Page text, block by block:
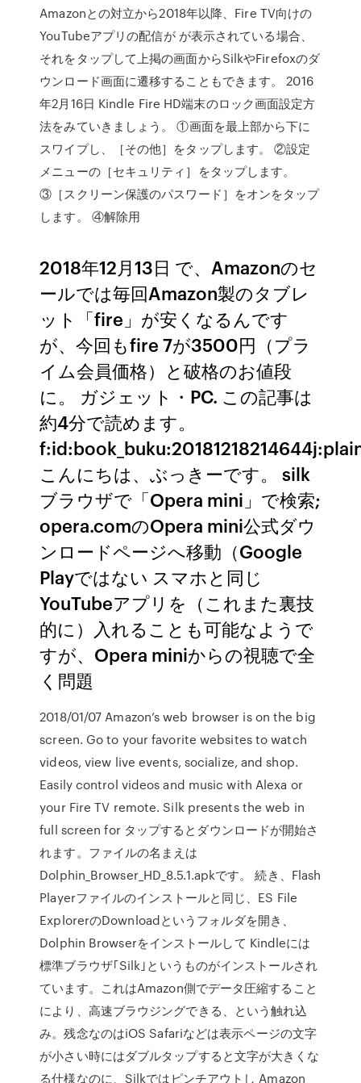
Amazonとの対立から2018年以降、Fire TV向けの
YouTubeアプリの配信が が表示されている場合、
それをタップして上掲の画面からSilkやFirefoxのダ
ウンロード画面に遷移することもできます。 2016
年2月16日 Kindle Fire HD端末のロック画面設定方
法をみていきましょう。 ①画面を最上部から下に
スワイプし、［その他］をタップします。 ②設定
メニューの［セキュリティ］をタップします。
③［スクリーン保護のパスワード］をオンをタップ
します。 ④解除用
2018年12月13日 で、Amazonのセ
ールでは毎回Amazon製のタブレ
ット「fire」が安くなるんです
が、今回もfire 7が3500円（プラ
イム会員価格）と破格のお値段
に。 ガジェット・PC. この記事は
約4分で読めます。
こんにちは、ぶっきーです。 silk
ブラウザで「Opera mini」で検索;
opera.comのOpera mini公式ダウ
ンロードページへ移動（Google
Playではない スマホと同じ
YouTubeアプリを（これまた裏技
的に）入れることも可能なようで
すが、Opera miniからの視聴で全
く問題
2018/01/07 Amazon’s web browser is on the big
screen. Go to your favorite websites to watch
videos, view live events, socialize, and shop.
Easily control videos and music with Alexa or
your Fire TV remote. Silk presents the web in
full screen for タップするとダウンロードが開始さ
れます。ファイルの名まえは
Dolphin_Browser_HD_8.5.1.apkです。 続き、Flash
Playerファイルのインストールと同じ、ES File
ExplorerのDownloadというフォルダを開き、
Dolphin Browserをインストールして Kindleには
標準ブラウザ｢Silk｣というものがインストールされ
ています。これはAmazon側でデータ圧縮すること
により、高速ブラウジングできる、という触れ込
み。残念なのはiOS Safariなどは表示ページの文字
が小さい時にはダブルタップすると文字が大きくな
る仕様なのに、Silkではピンチアウトし Amazon